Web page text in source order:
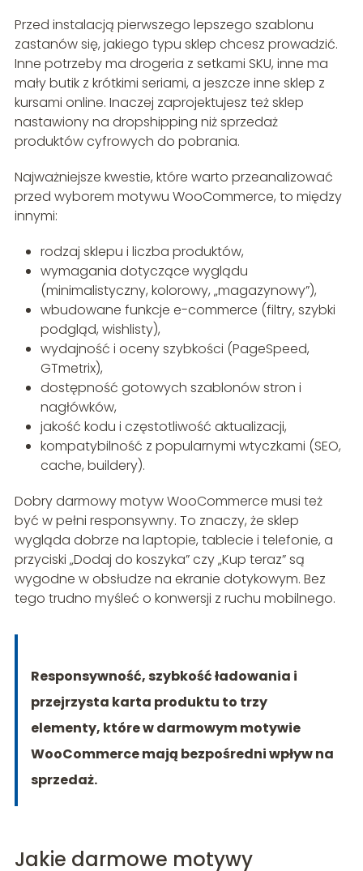
Przed instalacją pierwszego lepszego szablonu
zastanów się, jakiego typu sklep chcesz prowadzić.
Inne potrzeby ma drogeria z setkami SKU, inne ma
mały butik z krótkimi seriami, a jeszcze inne sklep z
kursami online. Inaczej zaprojektujesz też sklep
nastawiony na dropshipping niż sprzedaż
produktów cyfrowych do pobrania.
Najważniejsze kwestie, które warto przeanalizować
przed wyborem motywu WooCommerce, to między
innymi:
rodzaj sklepu i liczba produktów,
wymagania dotyczące wyglądu
(minimalistyczny, kolorowy, „magazynowy”),
wbudowane funkcje e-commerce (filtry, szybki
podgląd, wishlisty),
wydajność i oceny szybkości (PageSpeed,
GTmetrix),
dostępność gotowych szablonów stron i
nagłówków,
jakość kodu i częstotliwość aktualizacji,
kompatybilność z popularnymi wtyczkami (SEO,
cache, buildery).
Dobry darmowy motyw WooCommerce musi też
być w pełni responsywny. To znaczy, że sklep
wygląda dobrze na laptopie, tablecie i telefonie, a
przyciski „Dodaj do koszyka” czy „Kup teraz” są
wygodne w obsłudze na ekranie dotykowym. Bez
tego trudno myśleć o konwersji z ruchu mobilnego.
Responsywność, szybkość ładowania i
przejrzysta karta produktu to trzy
elementy, które w darmowym motywie
WooCommerce mają bezpośredni wpływ na
sprzedaż.
Jakie darmowe motywy